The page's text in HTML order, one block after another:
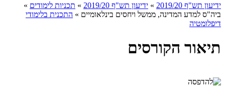
ידיעון תש"ף 2019/20 » ידיעון תש"ף 2019/20 » תכניות לימודים »
ביה"ס למדע המדינה, ממשל ויחסים בינלאומיים » התכנית בלימודי
דיפלומטיה
תיאור הקורסים